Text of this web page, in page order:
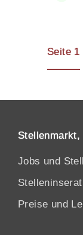
Seite 1
Stellenmarkt,
Jobs und
Preise und